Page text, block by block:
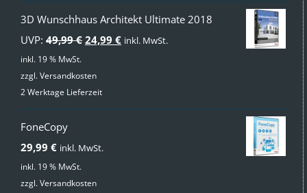
3D Wunschhaus Architekt Ultimate 2018
UVP: 49,99€ Ursprünglicher
war:
24,99 €Aktueller
inkl. MwSt.
inkl. 19 % MwSt.
zzgl.Versandkosten
2 Werktage Lieferzeit
FoneCopy
29,99 € inkl. MwSt.
inkl. 19 % MwSt.
zzgl.Versandkosten